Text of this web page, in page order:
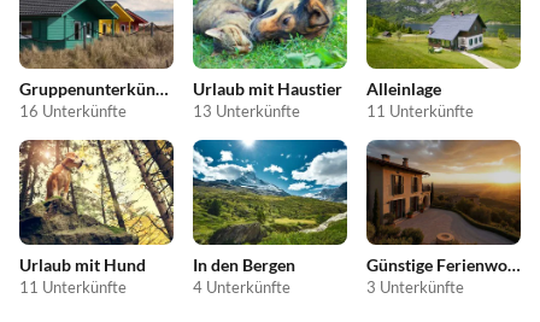
Gruppenunterkünfte
16 Unterkünfte
Urlaub mit Haustier
13 Unterkünfte
Alleinlage
11 Unterkünfte
Urlaub mit Hund
11 Unterkünfte
In den Bergen
4 Unterkünfte
Günstige Ferienwohnungen
3 Unterkünfte